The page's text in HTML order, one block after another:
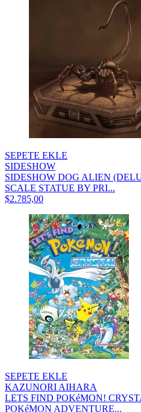
SEPETE EKLE
SIDESHOW
SIDESHOW DOG ALIEN
SCALE STATUE BY PRI...
$2.785,00
SEPETE EKLE
KAZUNORI AIHARA
LETS FIND POKéMON!
POKéMON ADVENTURE...